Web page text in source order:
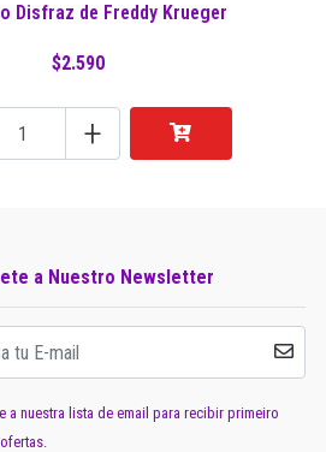
Disfraz de Freddy Krueger
$2.590
+
a Nuestro Newsletter
a nuestra lista de email para recibir primeiro